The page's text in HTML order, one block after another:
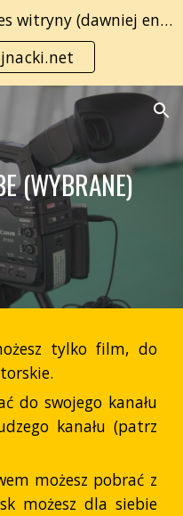
Skip to navigation
To jest nowy, oryginalny adres witryny (dawniej enauczanie.com):
(WYBRANE)
tylko film, do
do swojego kanału
kanału (patrz
możesz pobrać z
możesz dla siebie